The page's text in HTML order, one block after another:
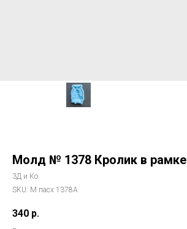
Молд № 1378 Кролик в рамке
3Д и Ко
SKU: М пасх 1378А
340 р.